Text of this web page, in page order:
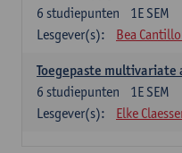
1E SEM
6 studiepunten
Lesgever(s):
Bea
Toegepaste multivariate
1E SEM
6 studiepunten
Lesgever(s):
Elke